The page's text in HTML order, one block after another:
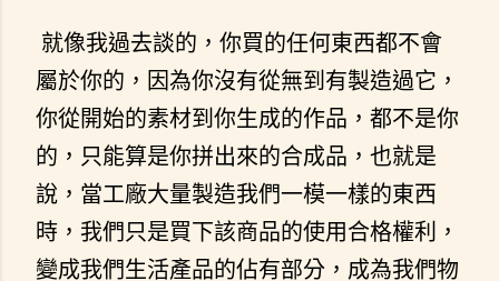
就像我過去談的，你買的任何東西都不會
屬於你的，因為你沒有從無到有製造過它，
你從開始的素材到你生成的作品，都不是你
的，只能算是你拼出來的合成品，也就是
說，當工廠大量製造我們一模一樣的東西
時，我們只是買下該商品的使用合格權利，
變成我們生活產品的佔有部分，成為我們物